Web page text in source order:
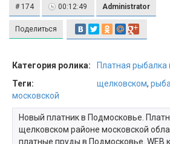
# 174 00:12:49 Administrator
Поделиться
Категория ролика:
Платная
Теги:
щелковском,
московской
Новый платник в Подмосковье.
щелковском районе московской
платные пруды в Подмосковье. WEB